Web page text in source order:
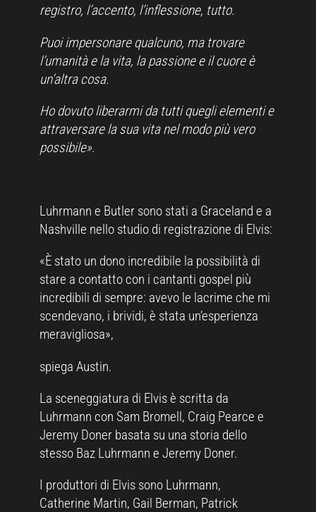
registro, l’accento, l’inflessione, tutto.
Puoi impersonare qualcuno, ma trovare
l’umanità e la vita, la passione e il cuore è
un’altra cosa.
Ho dovuto liberarmi da tutti quegli elementi e
attraversare la sua vita nel modo più vero
possibile».
Luhrmann e Butler sono stati a Graceland e a
Nashville nello studio di registrazione di Elvis:
«È stato un dono incredibile la possibilità di
stare a contatto con i cantanti gospel più
incredibili di sempre: avevo le lacrime che mi
scendevano, i brividi, è stata un’esperienza
meravigliosa»,
spiega Austin.
La sceneggiatura di Elvis è scritta da
Luhrmann con Sam Bromell, Craig Pearce e
Jeremy Doner basata su una storia dello
stesso Baz Luhrmann e Jeremy Doner.
I produttori di Elvis sono Luhrmann,
Catherine Martin, Gail Berman, Patrick